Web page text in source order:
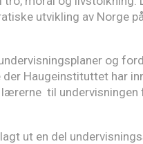
utvikling av Norge
og
der Haugeinstituttet har
til undervisningen
ut en del